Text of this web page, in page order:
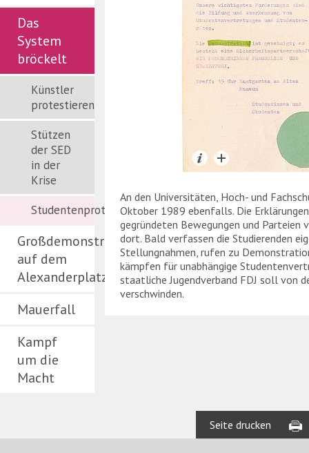
Das
System
bröckelt
Künstler
protestieren
Stützen
der SED
in der
Krise
Studentenproteste
Großdemonstration
auf dem
Alexanderplatz
Mauerfall
Kampf
um die
Macht
An den Universitäten, Hoch- und
Oktober 1989 ebenfalls. Die
gegründeten Bewegungen und Parteien
dort. Bald verfassen die Studierenden
Stellungnahmen, rufen zu
kämpfen für unabhängige
staatliche Jugendverband FDJ soll von
verschwinden.
Seite drucken